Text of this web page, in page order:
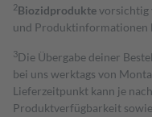
2Biozidproduktevorsichtig
und Produktinformationen
3Die Übergabe deiner
bei uns werktags von
Lieferzeitpunkt kann je
Produktverfügbarkeit